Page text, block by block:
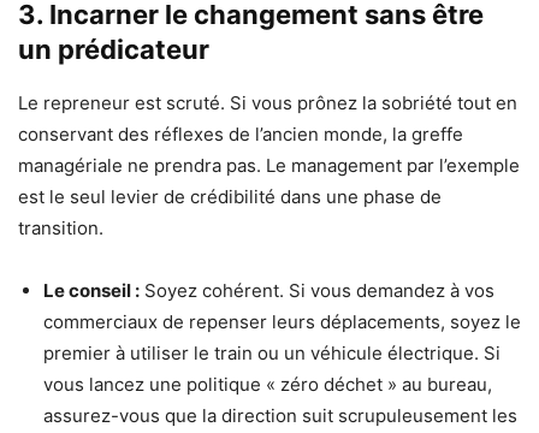
3. Incarner le changement sans être
un prédicateur
Le repreneur est scruté. Si vous prônez la sobriété tout en
conservant des réflexes de l’ancien monde, la greffe
managériale ne prendra pas. Le management par l’exemple
est le seul levier de crédibilité dans une phase de
transition.
Le conseil : Soyez cohérent. Si vous demandez à vos
commerciaux de repenser leurs déplacements, soyez le
premier à utiliser le train ou un véhicule électrique. Si
vous lancez une politique « zéro déchet » au bureau,
assurez-vous que la direction suit scrupuleusement les